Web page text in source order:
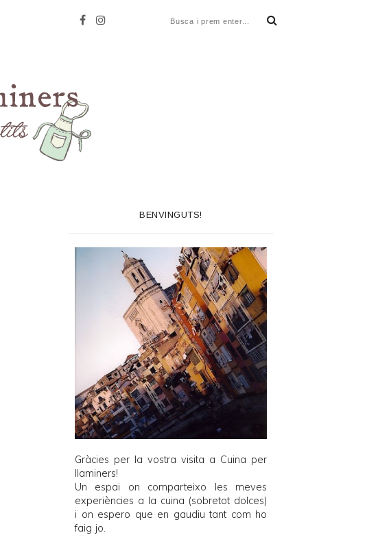
BENVINGUTS!
Gràcies per la vostra visita a Cuina per
llaminers!
Un espai on comparteixo les meves
experiències a la cuina (sobretot dolces)
i on espero que en gaudiu tant com ho
faig jo.